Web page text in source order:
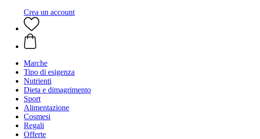
Crea un account
Marche
Tipo di esigenza
Nutrienti
Dieta e dimagrimento
Sport
Alimentazione
Cosmesi
Regali
Offerte